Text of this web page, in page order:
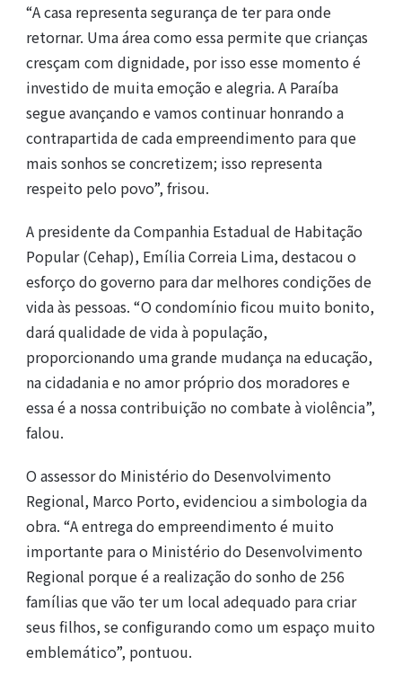
“A casa representa segurança de ter para onde
retornar. Uma área como essa permite que crianças
cresçam com dignidade, por isso esse momento é
investido de muita emoção e alegria. A Paraíba
segue avançando e vamos continuar honrando a
contrapartida de cada empreendimento para que
mais sonhos se concretizem; isso representa
respeito pelo povo”, frisou.
A presidente da Companhia Estadual de Habitação
Popular (Cehap), Emília Correia Lima, destacou o
esforço do governo para dar melhores condições de
vida às pessoas. “O condomínio ficou muito bonito,
dará qualidade de vida à população,
proporcionando uma grande mudança na educação,
na cidadania e no amor próprio dos moradores e
essa é a nossa contribuição no combate à violência”,
falou.
O assessor do Ministério do Desenvolvimento
Regional, Marco Porto, evidenciou a simbologia da
obra. “A entrega do empreendimento é muito
importante para o Ministério do Desenvolvimento
Regional porque é a realização do sonho de 256
famílias que vão ter um local adequado para criar
seus filhos, se configurando como um espaço muito
emblemático”, pontuou.